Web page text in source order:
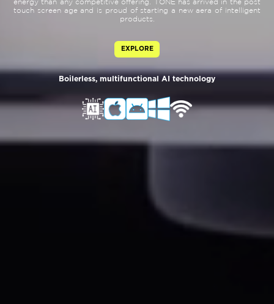
energy than any competitive offering. TONE has arrived in the post
touch screen age and is proud of starting a new aera of intelligent
products.
EXPLORE
Boilerless, multifunctional AI technology